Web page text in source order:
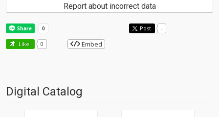
Report about incorrect data
Post -
Like! 0 Embed
Digital Catalog